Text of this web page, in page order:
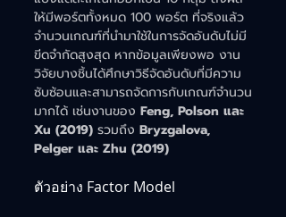
ให้มีพอร์ตทั้งหมด 100 พอร์ต ที่จริงแล้ว
จำนวนเกณฑ์ที่นำมาใช้ในการจัดอันดับไม่มี
ขีดจำกัดสูงสุด หากข้อมูลเพียงพอ งาน
วิจัยบางชิ้นได้ศึกษาวิธีจัดอันดับที่มีความ
ซับซ้อนและสามารถจัดการกับเกณฑ์จำนวน
มากได้ เช่นงานของ Feng, Polson และ
Xu (2019) รวมถึง Bryzgalova,
Pelger และ Zhu (2019)
ตัวอย่าง Factor Model